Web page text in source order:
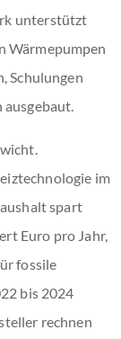
unterstützt
Wärmepumpen
Schulungen
im
spart
Euro pro Jahr,
fossile
bis 2024
rechnen